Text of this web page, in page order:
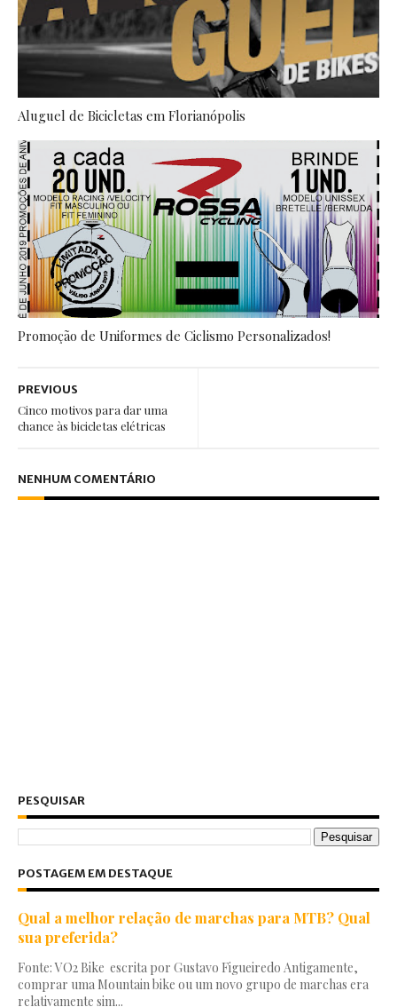
Aluguel de Bicicletas em Florianópolis
Promoção de Uniformes de Ciclismo Personalizados!
PREVIOUS
Cinco motivos para dar uma
chance às bicicletas elétricas
NENHUM COMENTÁRIO
PESQUISAR
POSTAGEM EM DESTAQUE
Qual a melhor relação de marchas para MTB? Qual
sua preferida?
Fonte: VO2 Bike escrita por Gustavo Figueiredo Antigamente,
comprar uma Mountain bike ou um novo grupo de marchas era
relativamente sim...